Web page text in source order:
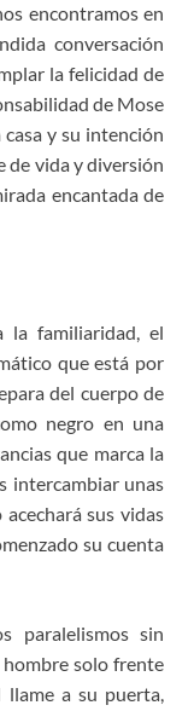
encontramos en
conversación
la felicidad de
de Mose
y su intención
de vida y diversión
encantada de
la familiaridad, el
que está por
del cuerpo de
negro en una
que marca la
intercambiar unas
sus vidas
su cuenta
paralelismos sin
hombre solo frente
llame a su puerta,